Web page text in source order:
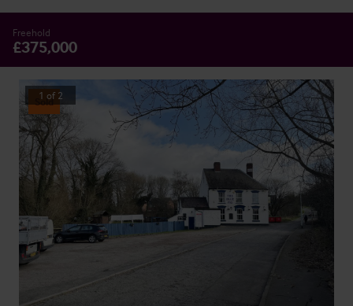
Freehold
£375,000
Sold
1 of 2